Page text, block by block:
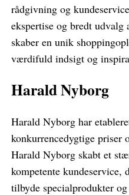
rådgivning og
ekspertise og bredt
skaber en unik
værdifuld indsigt og
Harald Nyborg
Harald Nyborg har
konkurrencedygtige priser
Harald Nyborg skabt et
kompetente
tilbyde specialprodukter